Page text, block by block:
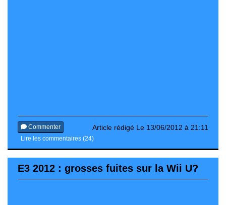
Article rédigé Le 13/06/2012 à 21:11
Commenter
Lire les commentaires (24)
E3 2012 : grosses fuites sur la Wii U?